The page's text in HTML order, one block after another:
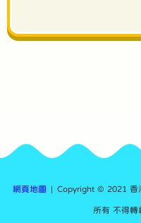
網頁地圖 | Copyright © 2021 香
所有 不得